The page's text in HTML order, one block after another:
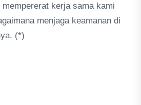
kerja sama kami
menjaga keamanan di
(*)